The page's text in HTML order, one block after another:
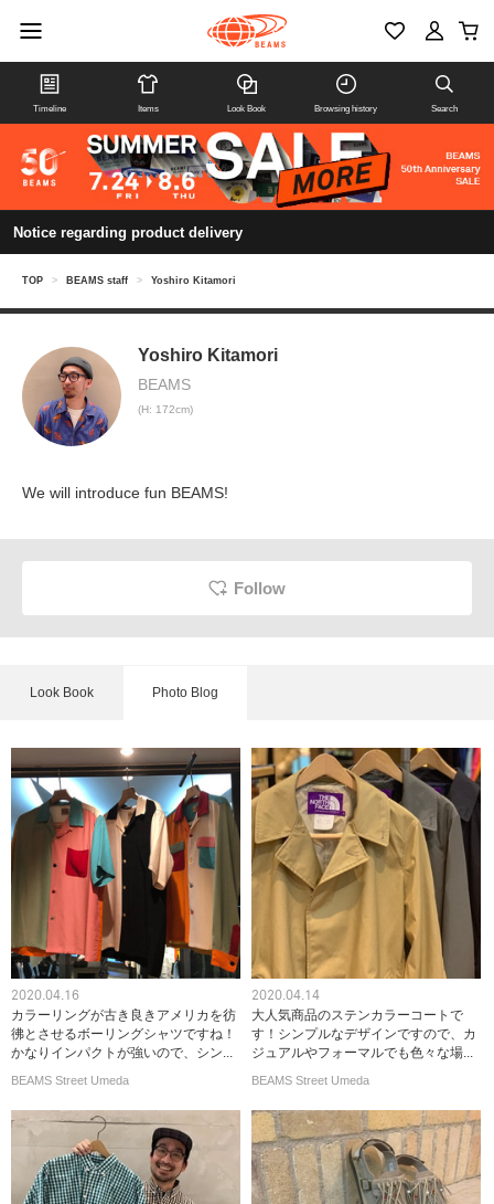
Timeline Items Look Book Browsing history Search
Notice regarding product delivery
TOP > BEAMS staff > Yoshiro Kitamori
Yoshiro Kitamori
BEAMS
(H: 172cm)
We will introduce fun BEAMS!
Follow
Look Book Photo Blog
2020.04.16
カラーリングが古き良きアメリカを彷
彿とさせるボーリングシャツですね！
かなりインパクトが強いので、シン...
BEAMS Street Umeda
2020.04.14
大人気商品のステンカラーコートで
す！シンプルなデザインですので、カ
ジュアルやフォーマルでも色々な場...
BEAMS Street Umeda